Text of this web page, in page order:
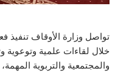
تواصل وزارة الأوقاف تنفيذ
خلال لقاءات علمية وتوعوية
والمجتمعية والتربوية